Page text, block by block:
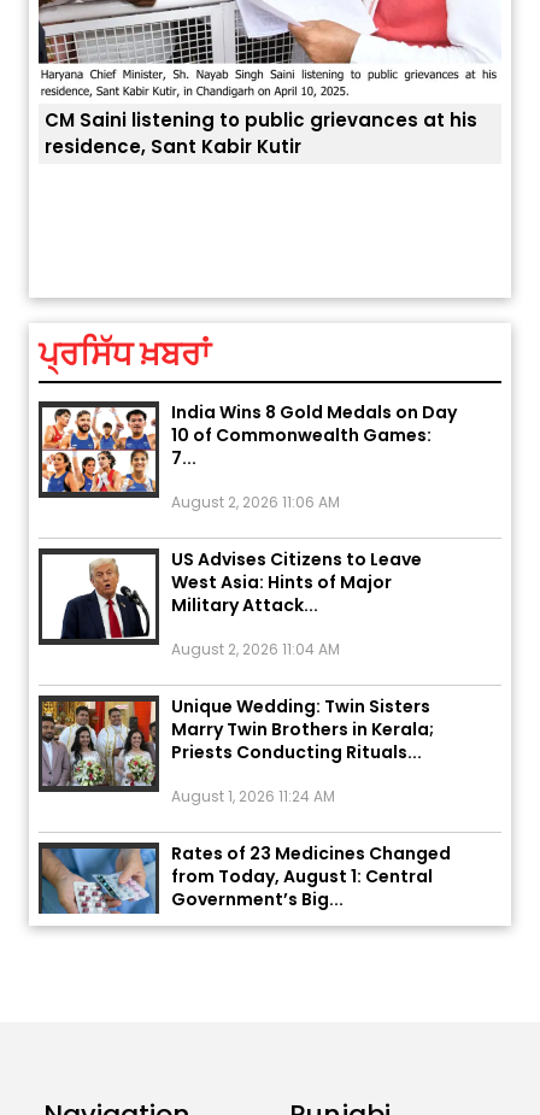
CM Saini listening to public grievances at his
residence, Sant Kabir Kutir
ਪ੍ਰਸਿੱਧ ਖ਼ਬਰਾਂAugust 2, 2026 10:05 PM
India Wins 8 Gold Medals on Day
10 of Commonwealth Games:
7...
US Advises Citizens to Leave
West Asia: Hints of Major
Military Attack...
Unique Wedding: Twin Sisters
Marry Twin Brothers in Kerala;
Priests Conducting Rituals...
Rates of 23 Medicines Changed
from Today, August 1: Central
Government’s Big...
August 1, 2026 11:23 AM